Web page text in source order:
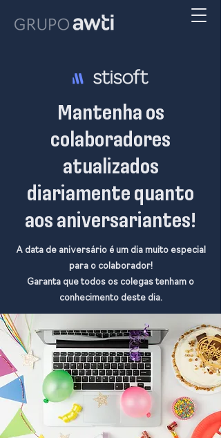
Mantenha os
colaboradores
atualizados
diariamente quanto
aos aniversariantes!
A data de aniversário é um dia muito especial
para o colaborador!
Garanta que todos os colegas tenham o
conhecimento deste dia.